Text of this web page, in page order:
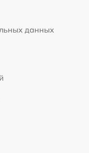
данных